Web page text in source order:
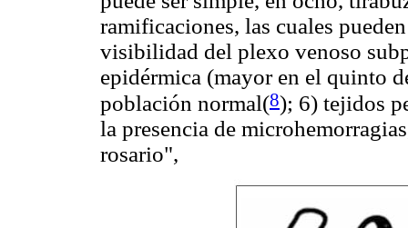
ramificaciones, las cuales
visibilidad del plexo venoso
epidérmica (mayor en el quinto
población normal(8); 6) tejidos
la presencia de
rosario",